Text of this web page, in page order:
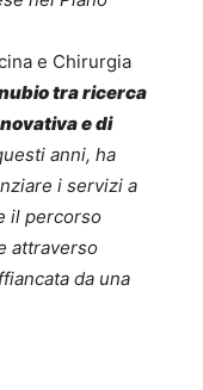
e Chirurgia
tra ricerca
e di
anni, ha
i servizi a
il percorso
attraverso
da una